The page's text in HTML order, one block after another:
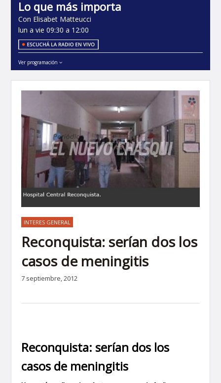
Lo que más importa
Con Elisabet Matteucci
lun a vie 09:30 a 12:00
Ver programación
INTERES GENERAL
Reconquista: serían dos los
casos de meningitis
7 septiembre, 2012
Reconquista: serían dos los
casos de meningitis